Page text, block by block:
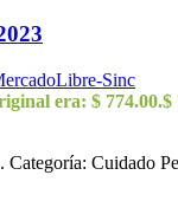
Sinc
era: $ 774.00.$
Categoría: Cuidado